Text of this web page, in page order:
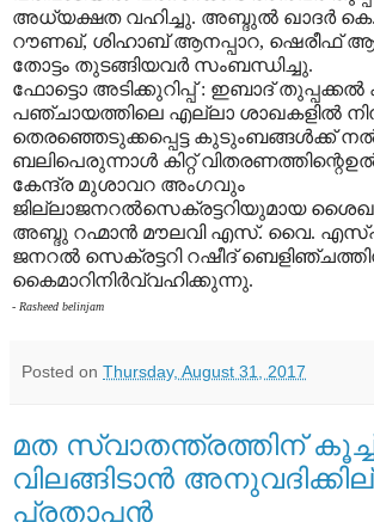
അധ്യക്ഷത വഹിച്ചു. അബ്ദുൽ ഖാദർ കെ.
റൗണഖ്, ശിഹാബ് ആനപ്പാറ, ഷെരീഫ്
തോട്ടം തുടങ്ങിയവർ സംബന്ധിച്ചു.
ഫോട്ടൊ അടിക്കുറിപ്പ് : ഇബാദ്
പഞ്ചായത്തിലെ എല്ലാ ശാഖകളിൽ
തെരഞ്ഞെടുക്കപ്പെട്ട കുടുംബങ്ങള്‍ക്ക്
ബലിപെരുന്നാള്‍ കിറ്റ്
കേന്ദ്ര മുശാവറ അംഗവും
ജില്ലാജനറൽസെക്രട്ടറിയുമായ
അബ്ദു റഹ്മാന്‍ മൗലവി എസ്. വൈ.
ജനറൽ സെക്രട്ടറി റഷീദ്
കൈമാറിനിര്‍വ്വഹിക്കുന്നു.
- Rasheed belinjam
Posted on Thursday, August 31, 2017
മത സ്വാതന്ത്രത്തിന്
വിലങ്ങിടാന്‍
പ്രതാപന്‍